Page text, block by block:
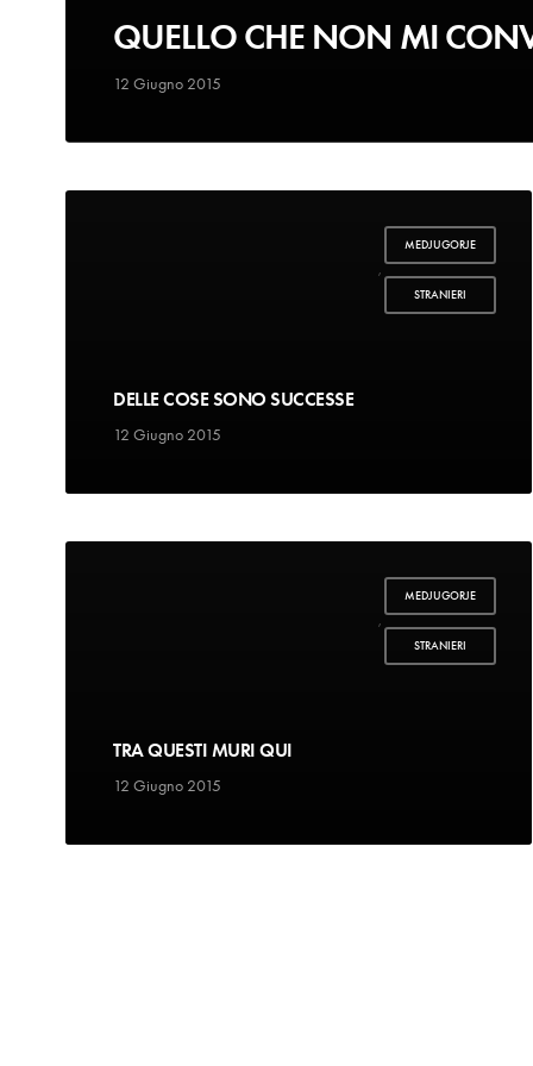
QUELLO CHE NON MI
12 Giugno 2015
MEDJUGORJE
,
STRANIERI
DELLE COSE SONO SUCCESSE
12 Giugno 2015
MEDJUGORJE
,
STRANIERI
TRA QUESTI MURI QUI
12 Giugno 2015